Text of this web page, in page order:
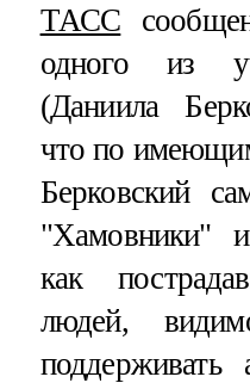
ТАСС
одного из
(Даниила
что по
Берковский
"Хамовники"
как
людей,